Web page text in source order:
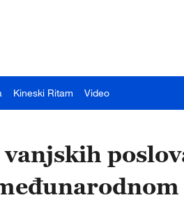
Kineski Ritam Video